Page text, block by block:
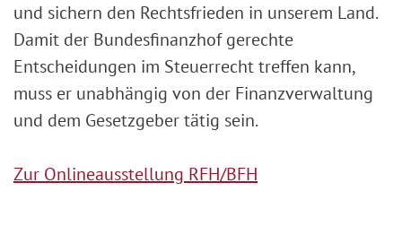
und sichern den Rechtsfrieden in unserem Land.
Damit der Bundesfinanzhof gerechte
Entscheidungen im Steuerrecht treffen kann,
muss er unabhängig von der Finanzverwaltung
und dem Gesetzgeber tätig sein.
Zur Onlineausstellung RFH/BFH